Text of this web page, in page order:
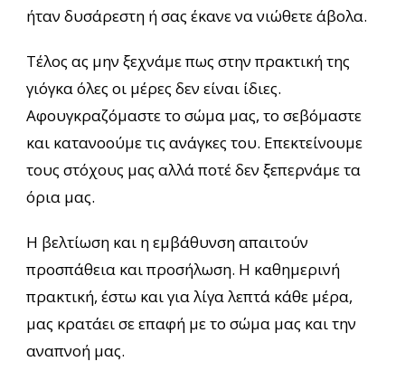
ήταν δυσάρεστη ή σας έκανε να νιώθετε άβολα.
Τέλος ας μην ξεχνάμε πως στην πρακτική της
γιόγκα όλες οι μέρες δεν είναι ίδιες.
Αφουγκραζόμαστε το σώμα μας, το σεβόμαστε
και κατανοούμε τις ανάγκες του. Επεκτείνουμε
τους στόχους μας αλλά ποτέ δεν ξεπερνάμε τα
όρια μας.
Η βελτίωση και η εμβάθυνση απαιτούν
προσπάθεια και προσήλωση. Η καθημερινή
πρακτική, έστω και για λίγα λεπτά κάθε μέρα,
μας κρατάει σε επαφή με το σώμα μας και την
αναπνοή μας.